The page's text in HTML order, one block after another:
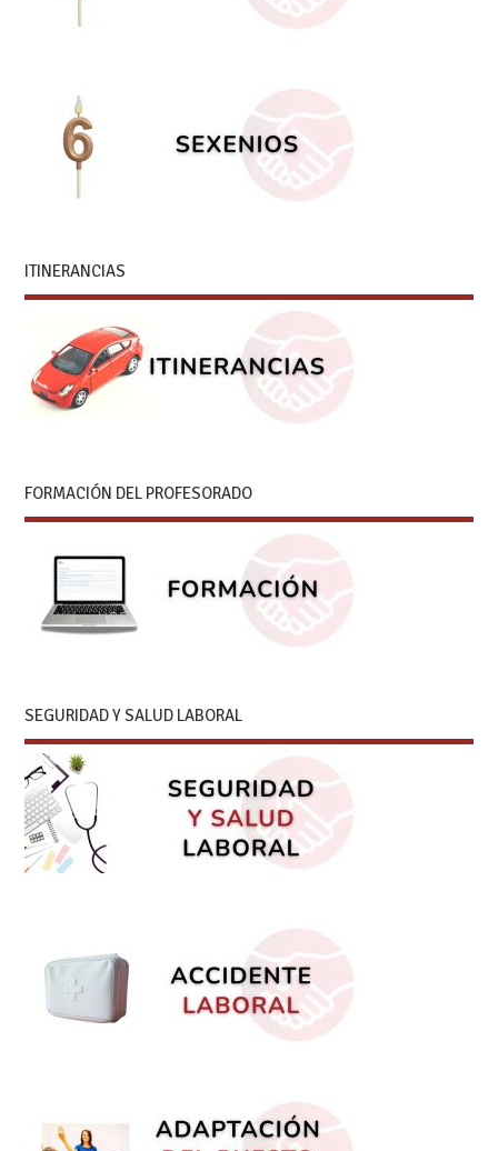
ITINERANCIAS
FORMACIÓN DEL PROFESORADO
SEGURIDAD Y SALUD LABORAL